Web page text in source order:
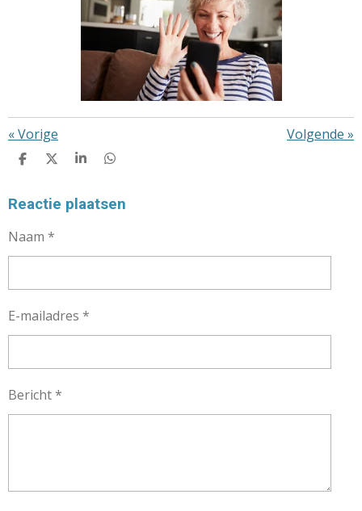
«Vorige Volgende »
D
E
D
L
S
R
D
E
Reactie plaatsen
Naam *
E-mailadres *
Bericht *